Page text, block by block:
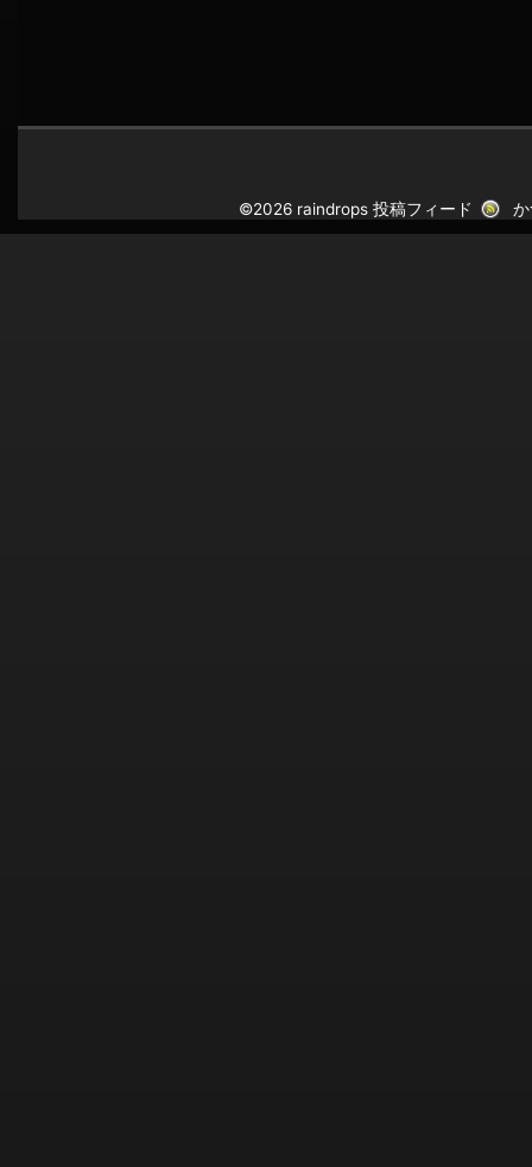
©2026 raindrops投稿フィード